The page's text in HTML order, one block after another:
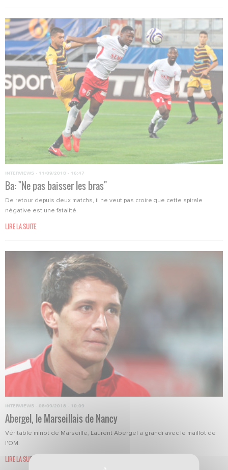
INTERVIEWS · 11/09/2018 - 16:47
Ba: "Ne pas baisser les bras"
De retour depuis deux matchs, il ne veut pas croire que cette spirale
négative est une fatalité.
LIRE LA SUITE
INTERVIEWS · 08/09/2018 - 10:09
Abergel, le Marseillais de Nancy
Véritable minot de Marseille, Laurent Abergel a grandi avec le maillot de
l'OM.
LIRE LA SUITE